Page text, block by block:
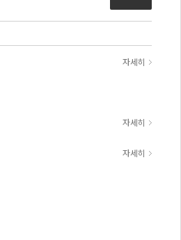
자세히
자세히
자세히